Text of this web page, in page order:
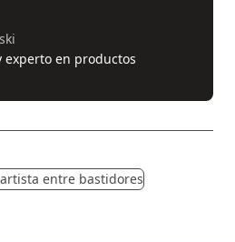
experto en productos
entre bastidores